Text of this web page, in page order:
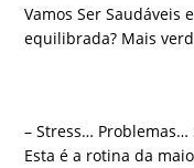
Vamos Ser Saudáveis
equilibrada? Mais
– Stress…
Esta é a rotina da